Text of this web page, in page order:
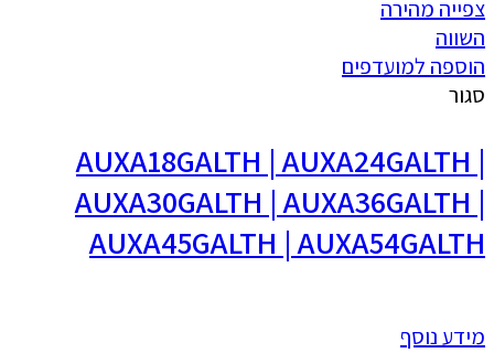
צפייה מהירה
השווה
הוספה למועדפים
סגור
AUXA18GALTH | AUXA24GALTH |
AUXA30GALTH | AUXA36GALTH |
AUXA45GALTH | AUXA54GALTH
מידע נוסף